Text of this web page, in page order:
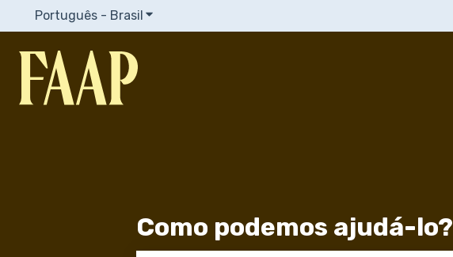
Português - Brasil Mostrar submenu para traduções
Como podemos ajudá-lo?